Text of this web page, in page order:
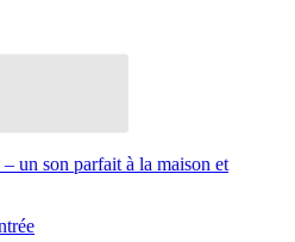
un son parfait à la maison et